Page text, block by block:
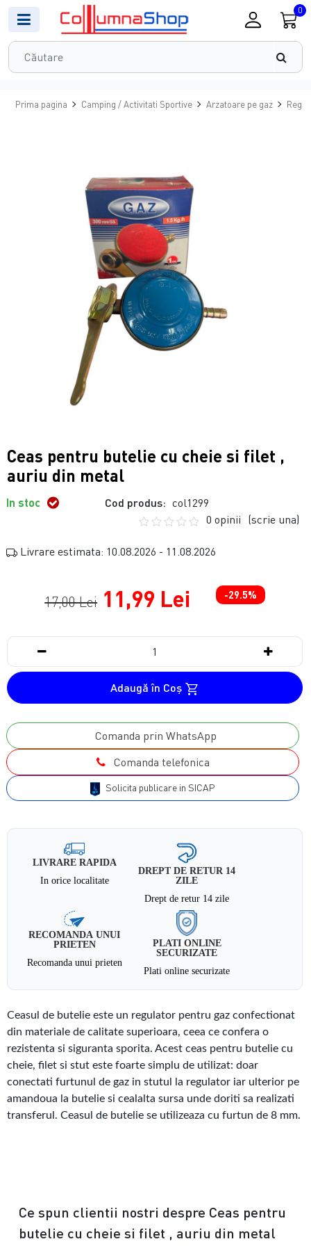
0
Prima pagina Camping / Activitati Sportive Arzatoare pe gaz
Ceas pentru butelie cu cheie si filet ,
auriu din metal
In stoc Cod produs: col1299
0 opinii (scrie una)
Livrare estimata: 10.08.2026 - 11.08.2026
17,00 Lei 11,99 Lei -29.5%
Adaugă în Coş
Comanda prin WhatsApp
Comanda telefonica
Solicita publicare in SICAP
LIVRARE RAPIDA
In orice localitate
DREPT DE RETUR 14
ZILE
Drept de retur 14 zile
RECOMANDA UNUI
PRIETEN
Recomanda unui prieten
PLATI ONLINE
SECURIZATE
Plati online securizate
Ceasul de butelie este un regulator pentru gaz confectionat
din materiale de calitate superioara, ceea ce confera o
rezistenta si siguranta sporita. Acest ceas pentru butelie cu
cheie, filet si stut este foarte simplu de utilizat: doar
conectati furtunul de gaz in stutul la regulator iar ulterior pe
amandoua la butelie si cealalta sursa unde doriti sa realizati
transferul. Ceasul de butelie se utilizeaza cu furtun de 8 mm.
Ce spun clientii nostri despre Ceas pentru
butelie cu cheie si filet , auriu din metal